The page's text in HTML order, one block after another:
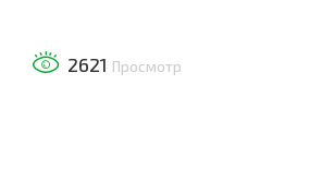
2621 Просмотр